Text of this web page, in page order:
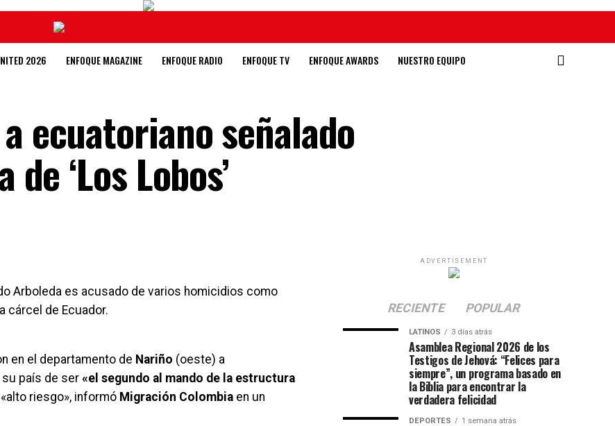
2026 ENFOQUE MAGAZINE ENFOQUE RADIO ENFOQUE TV ENFOQUE AWARDS NUESTRO EQUIPO
ecuatoriano señalado
‘Los Lobos’
Arboleda es acusado de varios homicidios como
cárcel de Ecuador.
en el departamento de Nariño (oeste) a
país de ser «el segundo al mando de la estructura
riesgo», informó Migración Colombia en un
ADVERTISEMENT
RECIENTE POPULAR
LATINOS 3 días atrás
Asamblea Regional 2026 de los
Testigos de Jehová: “Felices para
siempre”, un programa basado en
la Biblia para encontrar la
verdadera felicidad
DEPORTES 1 semana atrás